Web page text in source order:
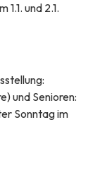
1.1. und 2.1.
und Senioren:
Sonntag im